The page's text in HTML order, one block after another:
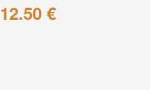
12.50 €